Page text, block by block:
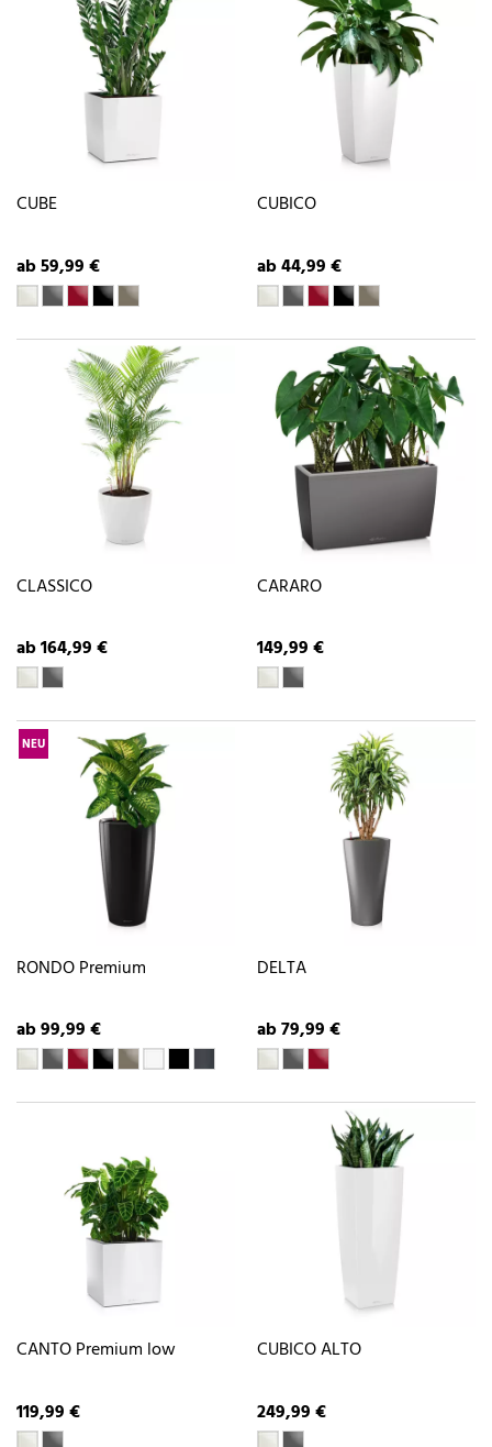
CUBE
ab 59,99 €
CUBICO
ab 44,99 €
CLASSICO
ab 164,99 €
CARARO
149,99 €
NEU
RONDO Premium
ab 99,99 €
DELTA
ab 79,99 €
CANTO Premium low
119,99 €
CUBICO ALTO
249,99 €